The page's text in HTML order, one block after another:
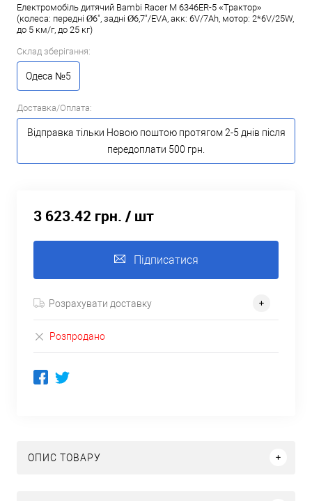
Електромобіль дитячий Bambi Racer M 6346ER-5 «Трактор»
(колеса: передні Ø6", задні Ø6,7"/EVA, акк: 6V/7Ah, мотор: 2*6V/25W,
до 5 км/г, до 25 кг)
Склад зберігання:
Одеса №5
Доставка/Оплата:
Відправка тільки Новою поштою протягом 2-5 днів після
передоплати 500 грн.
3 623.42 грн. / шт
Підписатися
Розрахувати доставку
Розпродано
ОПИС ТОВАРУ